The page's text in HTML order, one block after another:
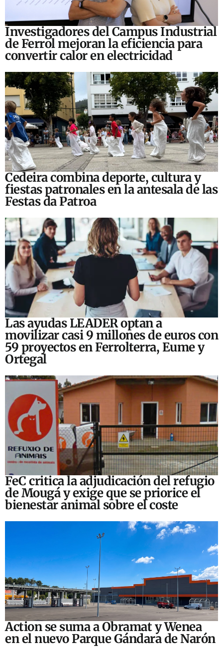
Investigadores del Campus Industrial
de Ferrol mejoran la eficiencia para
convertir calor en electricidad
Cedeira combina deporte, cultura y
fiestas patronales en la antesala de las
Festas da Patroa
Las ayudas LEADER optan a
movilizar casi 9 millones de euros con
59 proyectos en Ferrolterra, Eume y
Ortegal
FeC critica la adjudicación del refugio
de Mougá y exige que se priorice el
bienestar animal sobre el coste
Action se suma a Obramat y Wenea
en el nuevo Parque Gándara de Narón